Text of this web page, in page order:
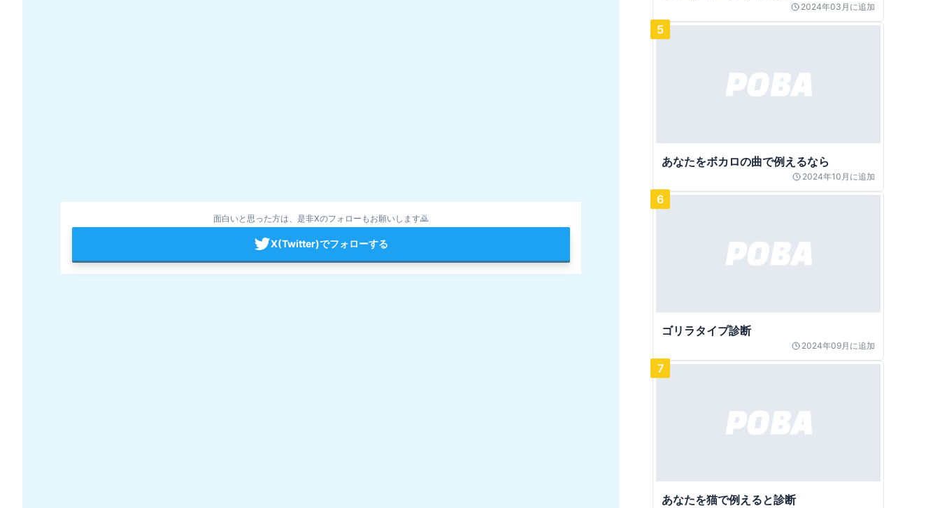
面白いと思った方は、是非Xのフォローもお願いします🙇
X(Twitter)でフォローする
2024年03月 に追加
5
あなたをボカロの曲で例えるなら
2024年10月 に追加
6
ゴリラタイプ診断
2024年09月 に追加
7
あなたを猫で例えると診断